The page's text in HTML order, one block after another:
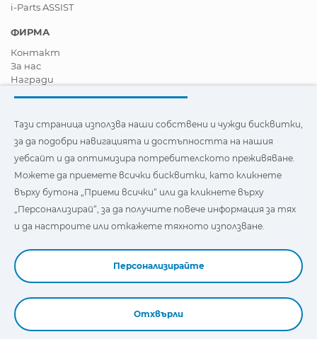
i-Parts ASSIST
ФИРМА
Контакт
За нас
Награди
Станете дистрибутор
Новини
Видеа
FAQ - Често задавани въпроси
трети страни, за да подобри навигацията и
достъпността на нашия уебсайт и да оптимизира
потребителското изживяване. Можете да кликнете
тях и да зададете или откажете използването им.
Тази страница използва наши собствени и чужди бисквитки,
за да подобри навигацията и достъпността на нашия
уебсайт и да оптимизира потребителското преживяване.
Можете да приемете всички бисквитки, като кликнете
върху бутона „Приеми всички“ или да кликнете върху
„Персонализирай“, за да получите повече информация за тях
и да настроите или откажете тяхното използване.
Персонализирайте
Отхвърли